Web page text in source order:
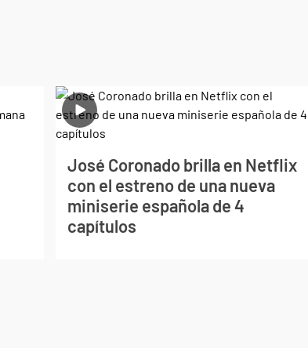
José Coronado brilla en Netflix
con el estreno de una nueva
miniserie española de 4
capítulos